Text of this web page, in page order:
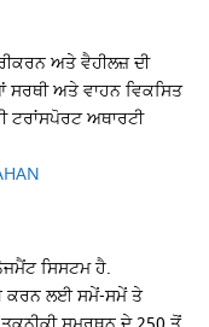
ਅਤੇ ਵੈਹੀਲਜ਼ ਦੀ
ਅਤੇ ਵਾਹਨ ਵਿਕਸਿਤ
ਟਰਾਂਸਪੋਰਟ ਅਥਾਰਟੀ
ਸਿਸਟਮ ਹੈ.
ਲਈ ਸਮੇਂ-ਸਮੇਂ ਤੇ